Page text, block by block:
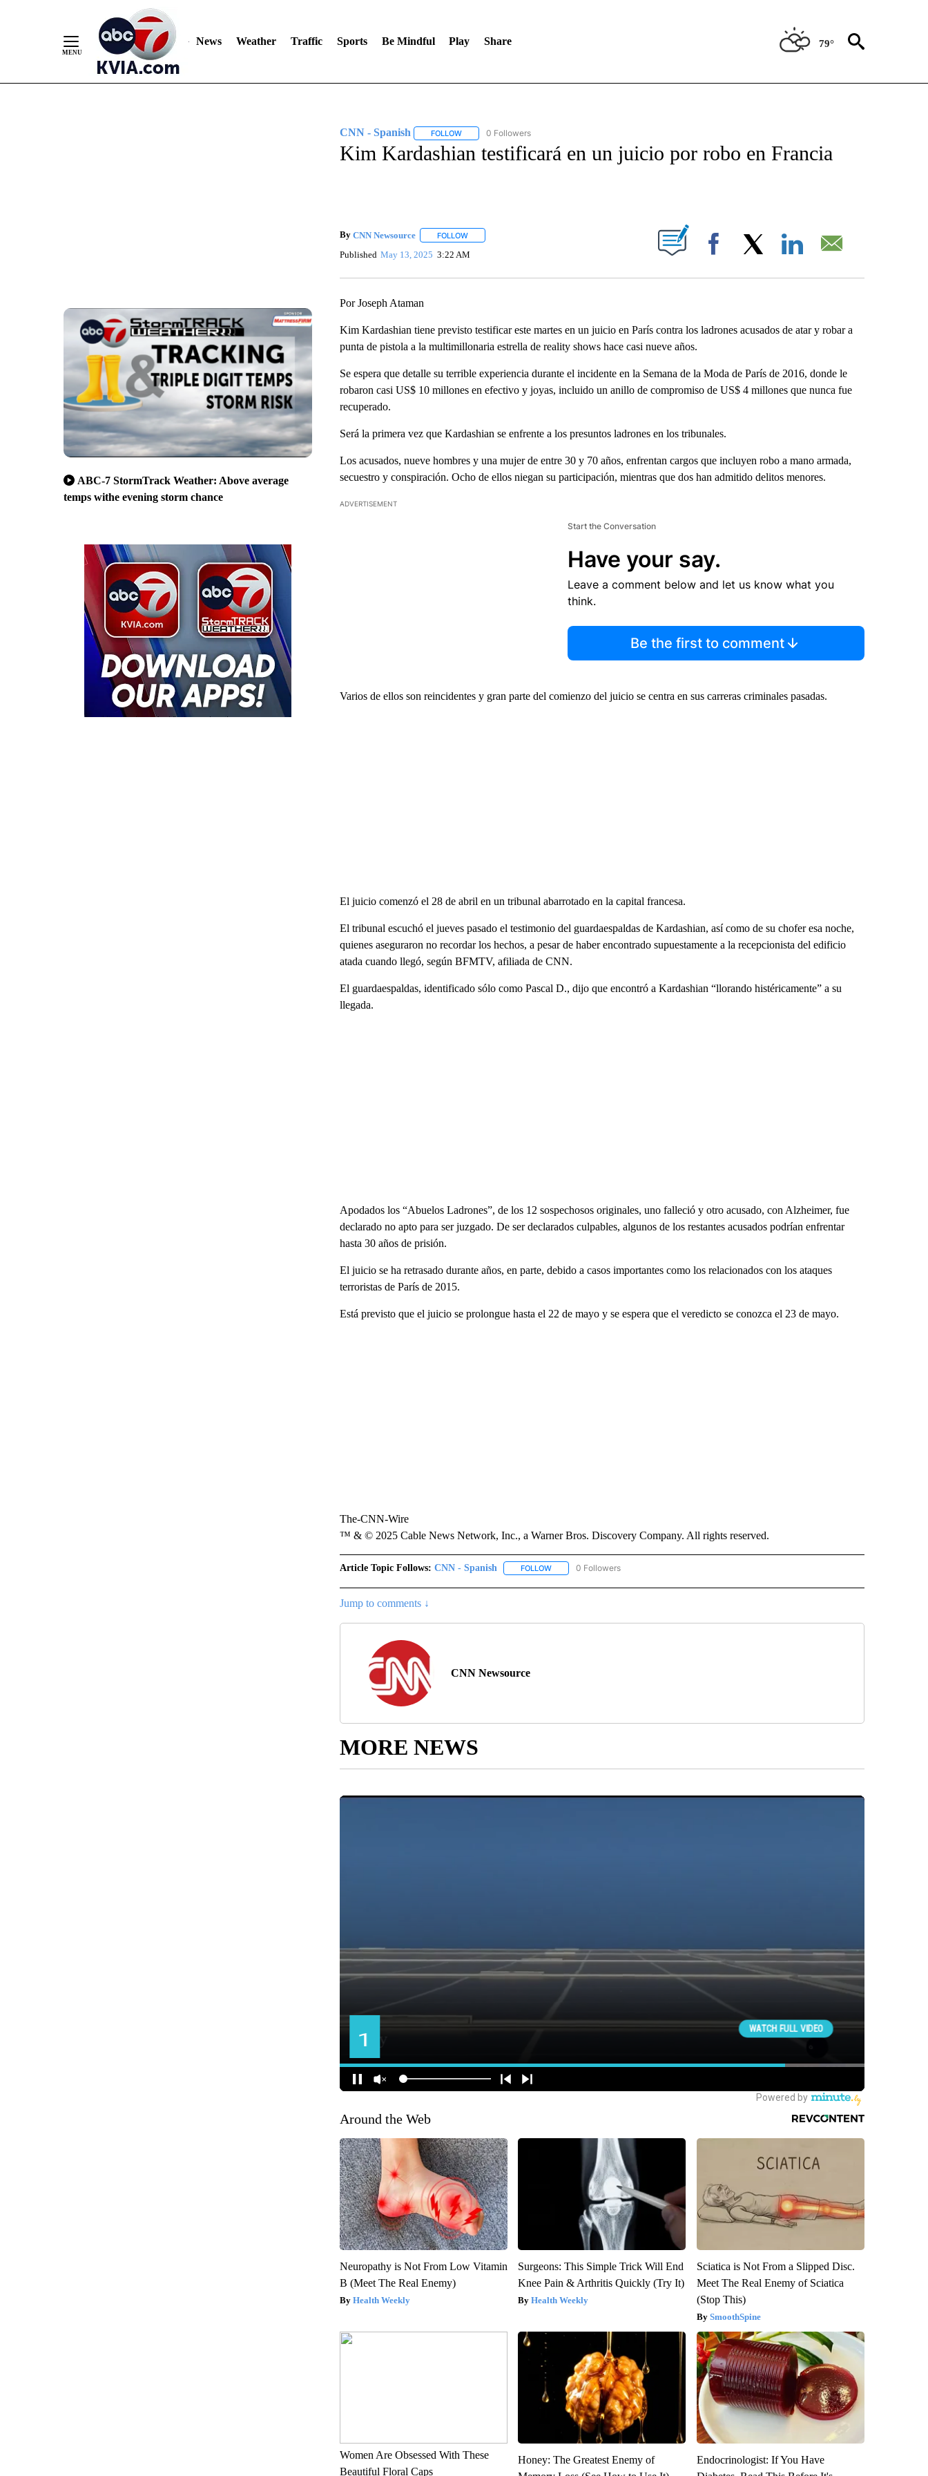
News Weather Traffic Sports Be Mindful Play Share 79°
ABC-7 StormTrack Weather: Above average
temps withe evening storm chance
CNN - Spanish FOLLOWFOLLOW "CNN - SPANISH" TO RECEIVE NOTIFICATIONS ABOUT NEW PAGES ON "CNN - SPANISH".
0 Followers
Kim Kardashian testificará en un juicio por robo en Francia
By CNN Newsource FOLLOWFOLLOW "" TO RECEIVE NOTIFICATIONS ABOUT NEW PAGES ON "".
Published May 13, 2025 3:22 AM Facebook
Por Joseph Ataman
Kim Kardashian tiene previsto testificar este martes en un juicio en París contra los ladrones acusados ​​de atar y robar a
punta de pistola a la multimillonaria estrella de reality shows hace casi nueve años.
Se espera que detalle su terrible experiencia durante el incidente en la Semana de la Moda de París de 2016, donde le
robaron casi US$ 10 millones en efectivo y joyas, incluido un anillo de compromiso de US$ 4 millones que nunca fue
recuperado.
Será la primera vez que Kardashian se enfrente a los presuntos ladrones en los tribunales.
Los acusados, nueve hombres y una mujer de entre 30 y 70 años, enfrentan cargos que incluyen robo a mano armada,
secuestro y conspiración. Ocho de ellos niegan su participación, mientras que dos han admitido delitos menores.
ADVERTISEMENT
Start the Conversation
Have your say.
Leave a comment below and let us know what you
think.
Be the first to comment
Varios de ellos son reincidentes y gran parte del comienzo del juicio se centra en sus carreras criminales pasadas.
El juicio comenzó el 28 de abril en un tribunal abarrotado en la capital francesa.
El tribunal escuchó el jueves pasado el testimonio del guardaespaldas de Kardashian, así como de su chofer esa noche,
quienes aseguraron no recordar los hechos, a pesar de haber encontrado supuestamente a la recepcionista del edificio
atada cuando llegó, según BFMTV, afiliada de CNN.
El guardaespaldas, identificado sólo como Pascal D., dijo que encontró a Kardashian “llorando histéricamente” a su
llegada.
Apodados los “Abuelos Ladrones”, de los 12 sospechosos originales, uno falleció y otro acusado, con Alzheimer, fue
declarado no apto para ser juzgado. De ser declarados culpables, algunos de los restantes acusados ​​podrían enfrentar
hasta 30 años de prisión.
El juicio se ha retrasado durante años, en parte, debido a casos importantes como los relacionados con los ataques
terroristas de París de 2015.
Está previsto que el juicio se prolongue hasta el 22 de mayo y se espera que el veredicto se conozca el 23 de mayo.
The-CNN-Wire
™ & © 2025 Cable News Network, Inc., a Warner Bros. Discovery Company. All rights reserved.
Article Topic Follows: CNN - Spanish FOLLOWFOLLOW "CNN - SPANISH" TO RECEIVE NOTIFICATIONS ABOUT NEW PAGES ON "CNN - SPANISH".
0 Followers
Jump to comments ↓
CNN Newsource
MORE NEWS
Around the Web
Neuropathy is Not From Low Vitamin
B (Meet The Real Enemy)
Health Weekly
Surgeons: This Simple Trick Will End
Knee Pain & Arthritis Quickly (Try It)
Health Weekly
Sciatica is Not From a Slipped Disc.
Meet The Real Enemy of Sciatica
(Stop This)
SmoothSpine
Women Are Obsessed With These
Beautiful Floral Caps
Honey: The Greatest Enemy of
Endocrinologist: If You Have